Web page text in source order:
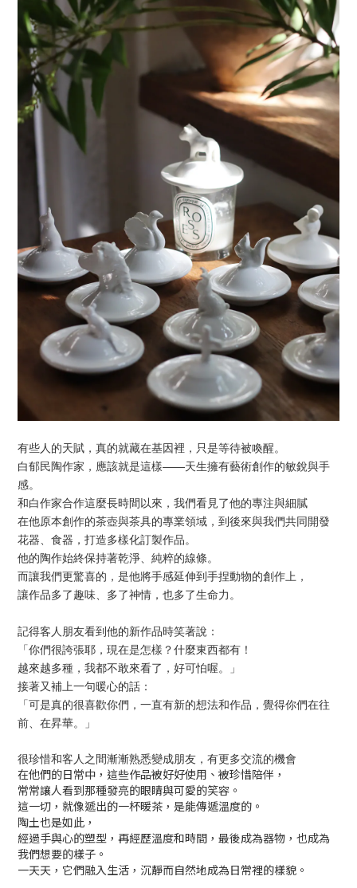
有些人的天賦，真的就藏在基因裡，只是等待被喚醒。
白郁民陶作家，應該就是這樣——天生擁有藝術創作的敏銳與手
感。
和白作家合作這麼長時間以來，我們看見了他的專注與細膩
在他原本創作的茶壺與茶具的專業領域，到後來與我們共同開發
花器、食器，打造多樣化訂製作品。
他的陶作始終保持著乾淨、純粹的線條。
而讓我們更驚喜的，是他將手感延伸到手捏動物的創作上，
讓作品多了趣味、多了神情，也多了生命力。
記得客人朋友看到他的新作品時笑著說：
「你們很誇張耶，現在是怎樣？什麼東西都有！
越來越多種，我都不敢來看了，好可怕喔。」
接著又補上一句暖心的話：
「可是真的很喜歡你們，一直有新的想法和作品，覺得你們在往
前、在昇華。」
很珍惜和客人之間漸漸熟悉變成朋友，有更多交流的機會
在他們的日常中，這些作品被好好使用、被珍惜陪伴，
常常讓人看到那種發亮的眼睛與可愛的笑容。
這一切，就像遞出的一杯暖茶，是能傳遞溫度的。
陶土也是如此，
經過手與心的塑型，再經歷溫度和時間，最後成為器物，也成為
我們想要的樣子。
一天天，它們融入生活，沉靜而自然地成為日常裡的樣貌。